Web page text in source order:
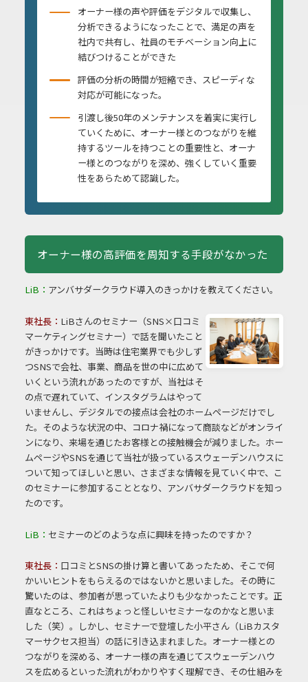
オーナー様の声や評価をデジタルで収集し、
分析できるようになったことで、満足の声を
社内で共有し、社員のモチベーション向上に
結びつけることができた
評価の分析の時間が短縮でき、スピーディな
対応が可能になった。
引渡し後50年のメンテナンスを着実に実行し
ていくために、オーナー様とのつながりを維
持するツールを持つことの重要性と、オーナ
ー様とのつながりを深め、強くしていく重要
性をあらためて認識した。
オーナー様の高評価を周知する手段がなかった
LiB： アンバサダークラウド導入のきっかけを教えてください。
東社長： LiBさんのセミナー（SNS×口コミ
マーケティングセミナー）で話を聞いたこと
がきっかけです。当時は住宅業界でも少しず
つSNSで会社、事業、商品を世の中に広めて
いくという流れがあったのですが、当社はそ
の点で遅れていて、インスタグラムはやって
いませんし、デジタルでの接点は会社のホームページだけでし
た。そのような状況の中、コロナ禍になって商談などがオンライ
ンになり、来場を通じたお客様との接触機会が減りました。ホー
ムページやSNSを通じて当社が扱っているスウェーデンハウスに
ついて知ってほしいと思い、さまざまな情報を見ていく中で、こ
のセミナーに参加することとなり、アンバサダークラウドを知っ
たのです。
LiB： セミナーのどのような点に興味を持ったのですか？
東社長： 口コミとSNSの掛け算と書いてあったため、そこで何
かいいヒントをもらえるのではないかと思いました。その時に
驚いたのは、参加者が思っていたよりも少なかったことです。正
直なところ、これはちょっと怪しいセミナーなのかなと思いま
した（笑）。しかし、セミナーで登壇した小平さん（LiBカスタ
マーサクセス担当）の話に引き込まれました。オーナー様との
つながりを深める、オーナー様の声を通じてスウェーデンハウ
スを広めるといった流れがわかりやすく理解でき、その仕組みを